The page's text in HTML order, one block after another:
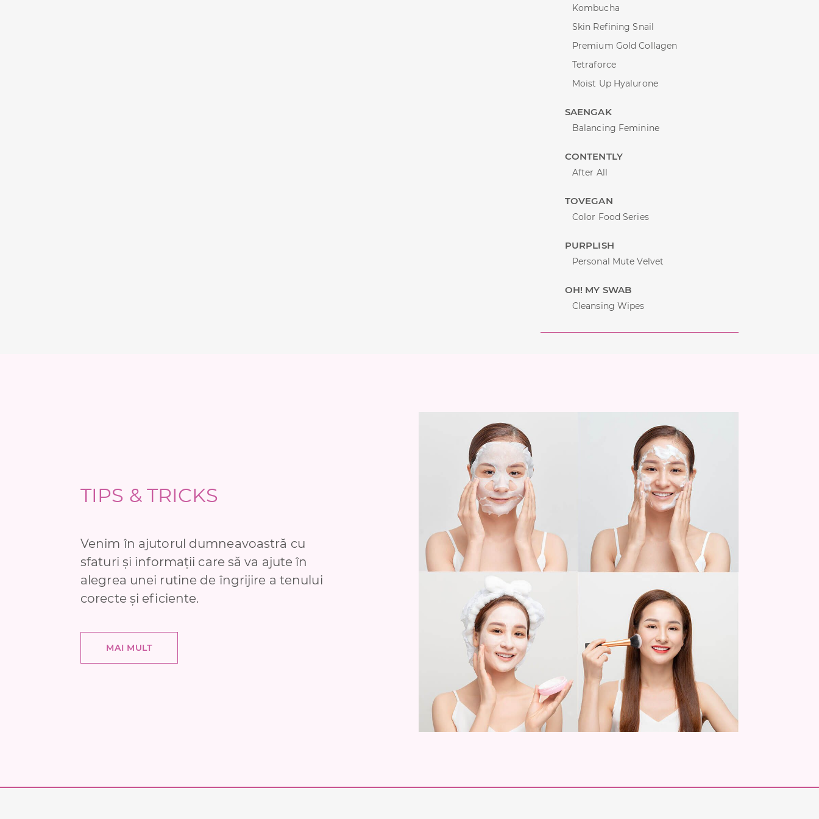
Kombucha
Skin Refining Snail
Premium Gold Collagen
Tetraforce
Moist Up Hyalurone
SAENGAK
Balancing Feminine
CONTENTLY
After All
TOVEGAN
Color Food Series
PURPLISH
Personal Mute Velvet
OH! MY SWAB
Cleansing Wipes
TIPS & TRICKS
Venim în ajutorul dumneavoastră cu
sfaturi și informații care să va ajute în
alegrea unei rutine de îngrijire a tenului
corecte și eficiente.
MAI MULT